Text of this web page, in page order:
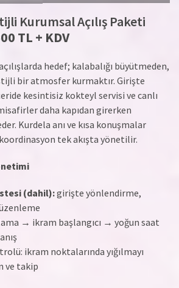
Kurumsal Açılış Paketi
TL + KDV
hedef; kalabalığı büyütmeden,
bir atmosfer kurmaktır. Girişte
kesintisiz kokteyl servisi ve canlı
daha kapıdan girerken
Kurdela anı ve kısa konuşmalar
tek akışta yönetilir.
(dahil):girişte yönlendirme,
→ ikram başlangıcı → yoğun saat
ikram noktalarında yığılmayı
ve takip